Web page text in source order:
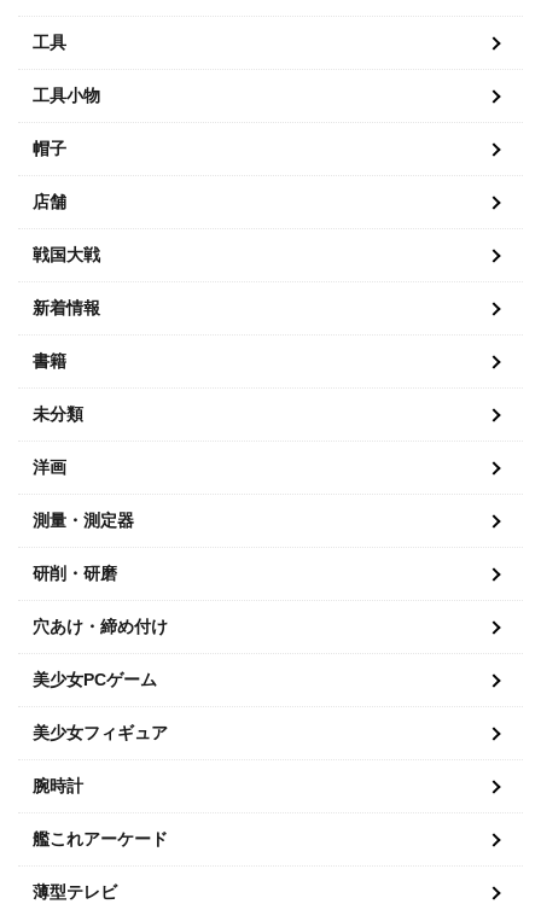
工具
工具小物
帽子
店舗
戦国大戦
新着情報
書籍
未分類
洋画
測量・測定器
研削・研磨
穴あけ・締め付け
美少女PCゲーム
美少女フィギュア
腕時計
艦これアーケード
薄型テレビ